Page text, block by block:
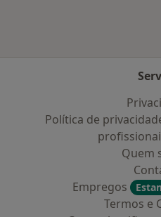
Política de
Quem
Empregos
Termos e